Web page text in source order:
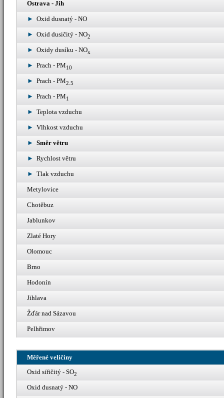
Ostrava - Jih
Oxid dusnatý - NO
Oxid dusičitý - NO2
Oxidy dusíku - NOx
Prach - PM10
Prach - PM2.5
Prach - PM1
Teplota vzduchu
Vlhkost vzduchu
Směr větru
Rychlost větru
Tlak vzduchu
Metylovice
Chotěbuz
Jablunkov
Zlaté Hory
Olomouc
Brno
Hodonín
Jihlava
Žďár nad Sázavou
Pelhřimov
Měřené veličiny
Oxid siřičitý - SO2
Oxid dusnatý - NO